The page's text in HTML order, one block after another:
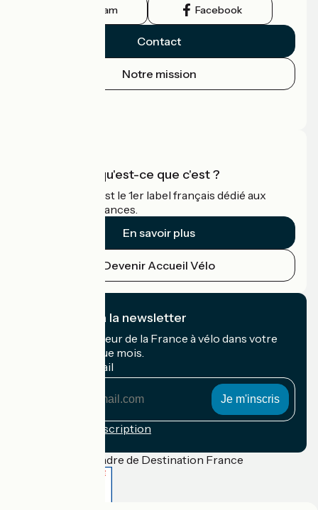
Instagram Facebook
Contact
Notre mission
Accueil Vélo qu'est-ce que c'est ?
Accueil Vélo c'est le 1er label français dédié aux
cyclistes en vacances.
En savoir plus
Devenir Accueil Vélo
Je m'abonne à la newsletter
Recevez le meilleur de la France à vélo dans votre
boîte mail chaque mois.
Mon adresse mail
Conditions d'inscription
Financé dans le cadre de Destination France